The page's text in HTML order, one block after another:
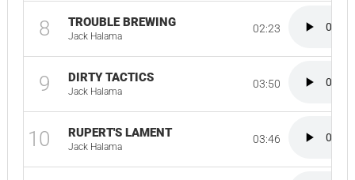
8 TROUBLE BREWING
Jack Halama
02:23
9 DIRTY TACTICS
Jack Halama
03:50
10 RUPERT'S LAMENT
Jack Halama
03:46